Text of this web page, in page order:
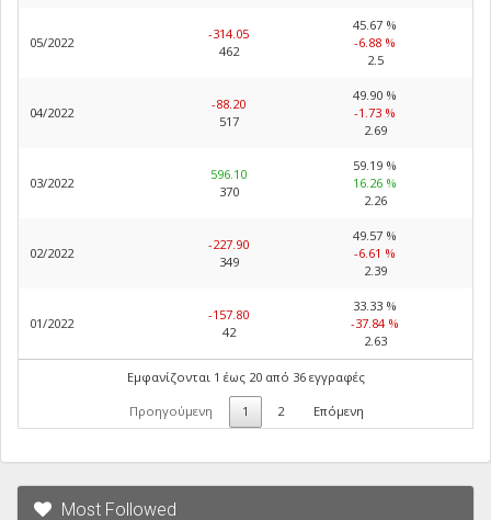
05/2022
-314.05
462
45.67 %
-6.88 %
2.5
04/2022
-88.20
517
49.90 %
-1.73 %
2.69
03/2022
596.10
370
59.19 %
16.26 %
2.26
02/2022
-227.90
349
49.57 %
-6.61 %
2.39
01/2022
-157.80
42
33.33 %
-37.84 %
2.63
Εμφανίζονται 1 έως 20 από 36 εγγραφές
Προηγούμενη 1 2 Επόμενη
Most Followed